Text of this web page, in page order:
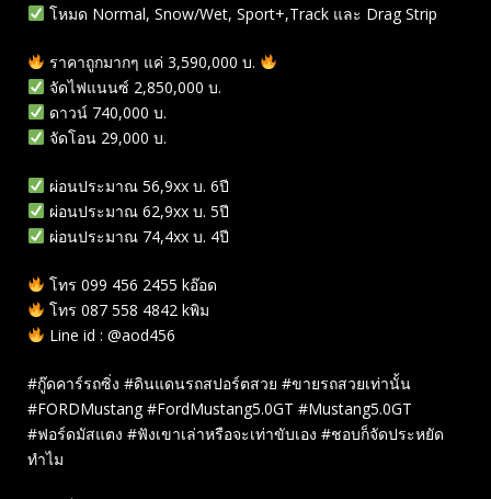
โหมด Normal, Snow/Wet, Sport+,Track และ Drag Strip
ราคาถูกมากๆ แค่ 3,590,000 บ.
จัดไฟแนนซ์ 2,850,000 บ.
ดาวน์ 740,000 บ.
จัดโอน 29,000 บ.
ผ่อนประมาณ 56,9xx บ. 6ปี
ผ่อนประมาณ 62,9xx บ. 5ปี
ผ่อนประมาณ 74,4xx บ. 4ปี
โทร 099 456 2455 kอ๊อด
โทร 087 558 4842 kพิม
Line id : @aod456
#กู๊ดคาร์รถซิ่ง #ดินแดนรถสปอร์ตสวย #ขายรถสวยเท่านั้น
#FORDMustang #FordMustang5.0GT #Mustang5.0GT
#ฟอร์ดมัสแตง #ฟังเขาเล่าหรือจะเท่าขับเอง #ชอบก็จัดประหยัด
ทำไม